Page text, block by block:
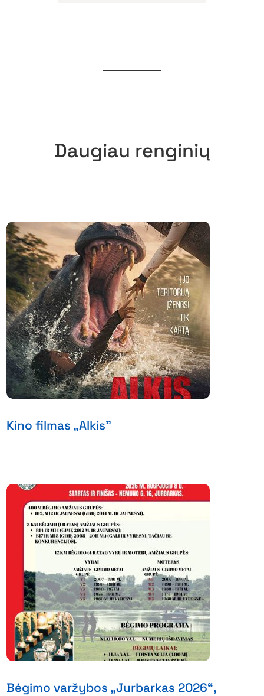
Daugiau renginių
Kino filmas „Alkis”
Bėgimo varžybos „Jurbarkas 2026“,